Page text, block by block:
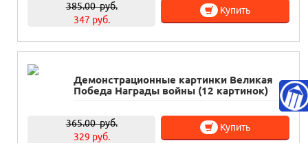
385.00руб.
347 руб.
Купить
Демонстрационные картинки Великая
Победа Награды войны (12 картинок)
365.00руб.
329 руб.
Купить